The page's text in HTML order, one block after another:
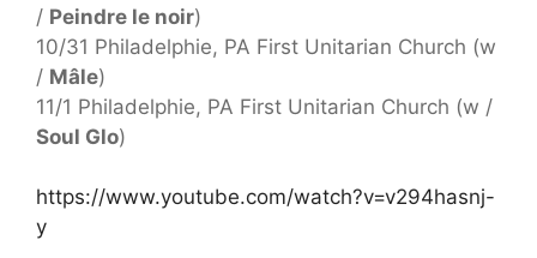
/ Peindre le noir)
10/31 Philadelphie, PA First Unitarian Church (w
/ Mâle)
11/1 Philadelphie, PA First Unitarian Church (w /
Soul Glo)
https://www.youtube.com/watch?v=v294hasnj-
y